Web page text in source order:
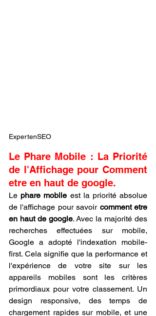
ExpertenSEO
Le Phare Mobile : La Priorité
de l'Affichage pour Comment
etre en haut de google.
Le phare mobile est la priorité absolue
de l'affichage pour savoir comment etre
en haut de google. Avec la majorité des
recherches effectuées sur mobile,
Google a adopté l'indexation mobile-
first. Cela signifie que la performance et
l'expérience de votre site sur les
appareils mobiles sont les critères
primordiaux pour votre classement. Un
design responsive, des temps de
chargement rapides sur mobile, et une